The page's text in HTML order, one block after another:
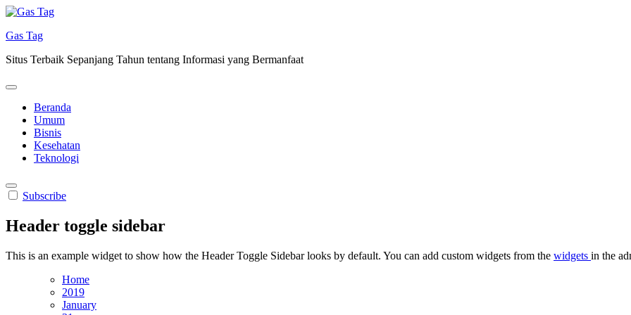
Skip
content
Gas Tag
Situs Terbaik Sepanjang Tahun tentang Informasi yang Bermanfaat
Beranda
Umum
Bisnis
Kesehatan
Teknologi
Subscribe
Header toggle sidebar
This is an example widget to show how the Header Toggle Sidebar looks by default. You can add custom widgets from the widgets in the
Home
2019
January